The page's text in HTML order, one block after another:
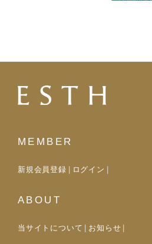
MEMBER
新規会員登録 ログイン
ABOUT
当サイトについて お知らせ